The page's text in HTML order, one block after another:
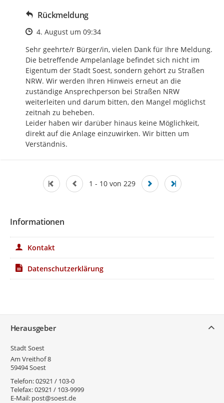
Rückmeldung
Zeitpunkt des Erstellens
4. August um 09:34
Sehr geehrte/r Bürger/in, vielen Dank für Ihre Meldung.
Die betreffende Ampelanlage befindet sich nicht im
Eigentum der Stadt Soest, sondern gehört zu Straßen
NRW. Wir werden Ihren Hinweis erneut an die
zuständige Ansprechperson bei Straßen NRW
weiterleiten und darum bitten, den Mangel möglichst
zeitnah zu beheben.
Leider haben wir darüber hinaus keine Möglichkeit,
direkt auf die Anlage einzuwirken. Wir bitten um
Verständnis.
1 - 10 von 229
Informationen
Kontakt
Datenschutzerklärung
Herausgeber
Stadt Soest
Am Vreithof 8
59494Soest
Telefon:02921 / 103-0
Telefax:02921 / 103-9999
E-Mail: post@soest.de